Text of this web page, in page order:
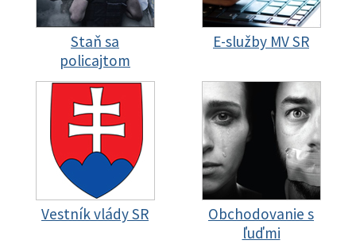
Staň sa
policajtom
E-služby MV SR
Vestník vlády SR
Obchodovanie s
ľuďmi